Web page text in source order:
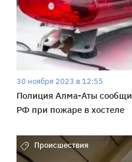
30 ноября 2023 в 12:55
Полиция Алма-Аты
РФ при пожаре в хостеле
Происшествия